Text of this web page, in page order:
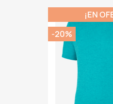
¡EN
-20%